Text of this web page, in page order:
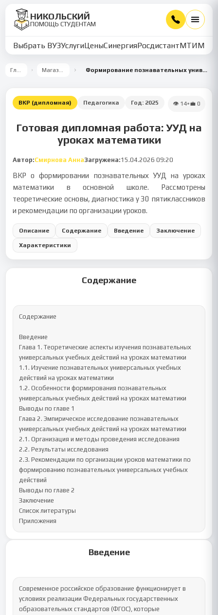
НИКОЛЬСКИЙ
ПОМОЩЬ СТУДЕНТАМ
Выбрать ВУЗУслугиЦеныСинергияРосдистантМТИММУ
Главная Магазин работ Формирование познавательных универсальных учебных действий на уроках математики
ВКР (дипломная) Педагогика Год: 2025 👁 14•💼 0
Готовая дипломная работа: УУД на
уроках математики
Автор:Смирнова АннаЗагружена:15.04.2026 09:20
ВКР о формировании познавательных УУД на уроках
математики в основной школе. Рассмотрены
теоретические основы, диагностика у 30 пятиклассников
и рекомендации по организации уроков.
Описание Содержание Введение Заключение
Характеристики
Содержание
Содержание
Введение
Глава 1. Теоретические аспекты изучения познавательных
универсальных учебных действий на уроках математики
1.1. Изучение познавательных универсальных учебных
действий на уроках математики
1.2. Особенности формирования познавательных
универсальных учебных действий на уроках математики
Выводы по главе 1
Глава 2. Эмпирическое исследование познавательных
универсальных учебных действий на уроках математики
2.1. Организация и методы проведения исследования
2.2. Результаты исследования
2.3. Рекомендации по организации уроков математики по
формированию познавательных универсальных учебных
действий
Выводы по главе 2
Заключение
Список литературы
Приложения
Введение
Современное российское образование функционирует в
условиях реализации Федеральных государственных
образовательных стандартов (ФГОС), которые